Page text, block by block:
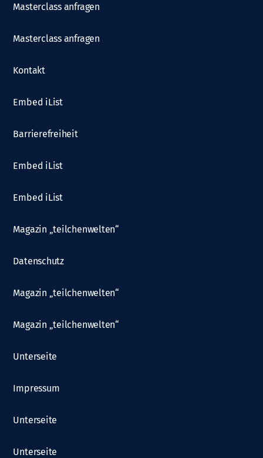
Masterclass anfragen
Masterclass anfragen
Kontakt
Embed iList
Barrierefreiheit
Embed iList
Embed iList
Magazin „teilchenwelten“
Datenschutz
Magazin „teilchenwelten“
Magazin „teilchenwelten“
Unterseite
Impressum
Unterseite
Unterseite